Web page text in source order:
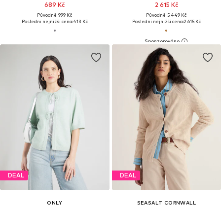
689 Kč
Původně: 999 Kč
Poslední nejnižší cena:413 Kč
2 615 Kč
Původně: 5 449 Kč
Poslední nejnižší cena:2 615 Kč
DEAL
ONLY
DEAL
SEASALT CORNWALL